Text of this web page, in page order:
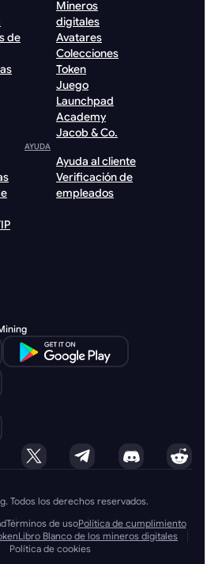
de
Mineros
digitales
Avatares
Colecciones
Token
Juego
Launchpad
Academy
Jacob & Co.
AYUDA
Ayuda al cliente
Verificación de
empleados
Todos los derechos reservados.
Términos de usoPolítica de cumplimiento
Libro Blanco de los mineros digitales
Política de cookies